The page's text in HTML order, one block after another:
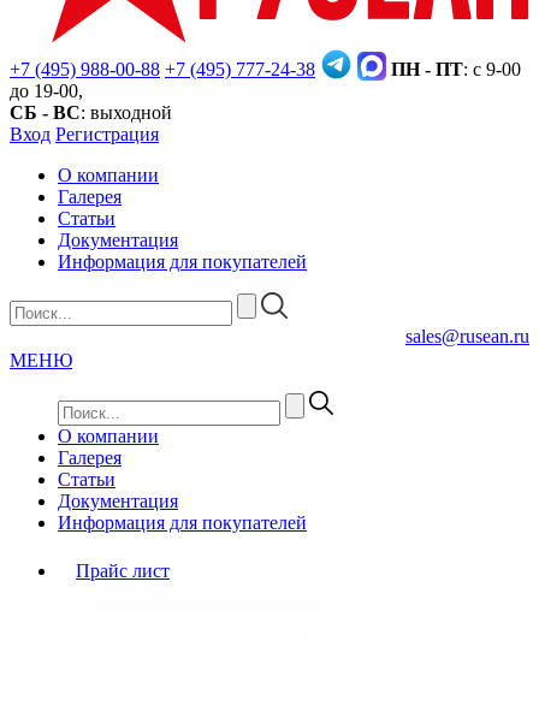
+7 (495) 988-00-88 +7 (495) 777-24-38 ПН - ПТ: с 9-00
до 19-00,
СБ - ВС: выходной
Вход Регистрация
О компании
Галерея
Статьи
Документация
Информация для покупателей
sales@rusean.ru
МЕНЮ
О компании
Галерея
Статьи
Документация
Информация для покупателей
Прайс лист